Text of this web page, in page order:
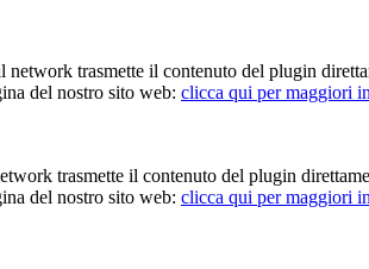
trasmette il contenuto del plugin
del nostro sito web: clicca qui per maggiori
trasmette il contenuto del plugin
del nostro sito web: clicca qui per maggiori